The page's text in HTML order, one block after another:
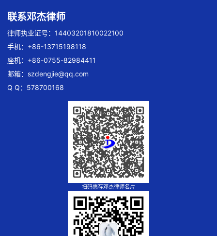
联系邓杰律师
律师执业证号：14403201810022100
手机：+86-13715198118
座机：+86-0755-82984411
邮箱： szdengjie@qq.com
Q Q：578700168
扫码惠存邓杰律师名片